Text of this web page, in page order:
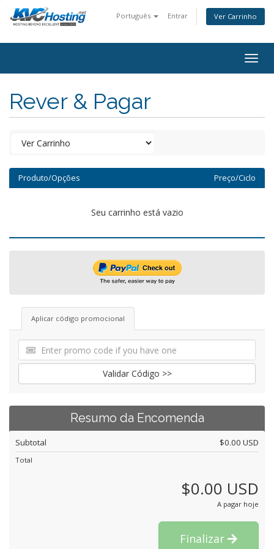
Português Entrar Ver Carrinho
Rever & Pagar
Produto/Opções Preço/Ciclo
Seu carrinho está vazio
Aplicar código promocional
Validar Código >>
Resumo da Encomenda
Subtotal $0.00 USD
Total
$0.00 USD
A pagar hoje
Finalizar